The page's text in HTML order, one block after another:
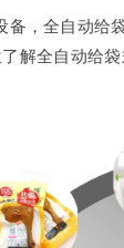
备，全自动给
解全自动给